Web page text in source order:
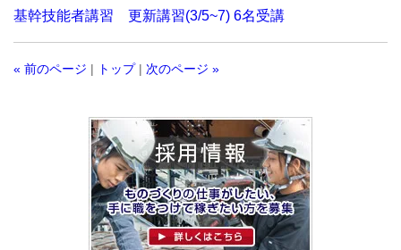
基幹技能者講習 更新講習(3/5~7) 6名受講
« 前のページ | トップ| 次のページ »